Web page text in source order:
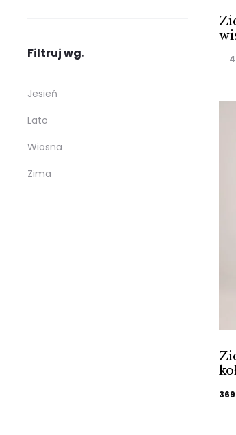
369
Filtruj wg.
Jesień
Lato
Wiosna
Zima